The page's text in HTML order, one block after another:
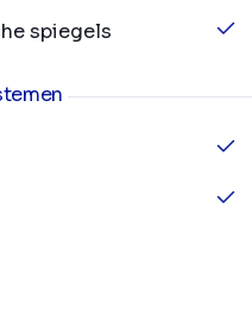
spiegels